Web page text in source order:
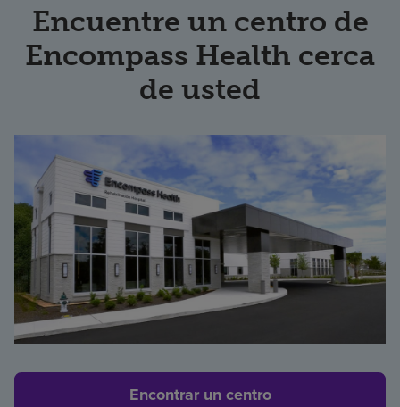
Encuentre un centro de
Encompass Health cerca
de usted
Encontrar un centro